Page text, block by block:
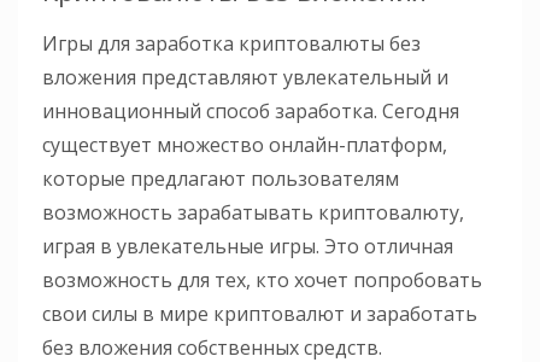
Игры для заработка криптовалюты без
вложения представляют увлекательный и
инновационный способ заработка. Сегодня
существует множество онлайн-платформ,
которые предлагают пользователям
возможность зарабатывать криптовалюту,
играя в увлекательные игры. Это отличная
возможность для тех, кто хочет попробовать
свои силы в мире криптовалют и заработать
без вложения собственных средств.